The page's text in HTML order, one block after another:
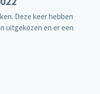
Deze keer hebben
uitgekozen en er een